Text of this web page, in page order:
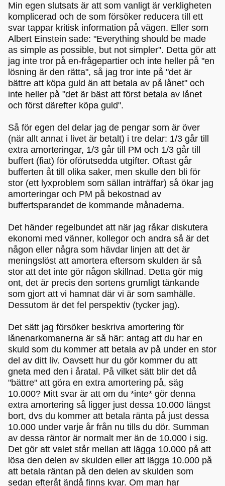
Min egen slutsats är att som vanligt är verkligheten
komplicerad och de som försöker reducera till ett
svar tappar kritisk information på vägen. Eller som
Albert Einstein sade: "Everything should be made
as simple as possible, but not simpler". Detta gör att
jag inte tror på en-frågepartier och inte heller på "en
lösning är den rätta", så jag tror inte på "det är
bättre att köpa guld än att betala av på lånet" och
inte heller på "det är bäst att först betala av lånet
och först därefter köpa guld".
Så för egen del delar jag de pengar som är över
(när allt annat i livet är betalt) i tre delar: 1/3 går till
extra amorteringar, 1/3 går till PM och 1/3 går till
buffert (fiat) för oförutsedda utgifter. Oftast går
bufferten åt till olika saker, men skulle den bli för
stor (ett lyxproblem som sällan inträffar) så ökar jag
amorteringar och PM på bekostnad av
buffertsparandet de kommande månaderna.
Det händer regelbundet att när jag råkar diskutera
ekonomi med vänner, kollegor och andra så är det
någon eller några som hävdar linjen att det är
meningslöst att amortera eftersom skulden är så
stor att det inte gör någon skillnad. Detta gör mig
ont, det är precis den sortens grumligt tänkande
som gjort att vi hamnat där vi är som samhälle.
Dessutom är det fel perspektiv (tycker jag).
Det sätt jag försöker beskriva amortering för
lånenarkomanerna är så här: antag att du har en
skuld som du kommer att betala av på under en stor
del av ditt liv. Oavsett hur du gör kommer du att
gneta med den i åratal. På vilket sätt blir det då
"bättre" att göra en extra amortering på, säg
10.000? Mitt svar är att om du *inte* gör denna
extra amortering så ligger just dessa 10.000 längst
bort, dvs du kommer att betala ränta på just dessa
10.000 under varje år från nu tills du dör. Summan
av dessa räntor är normalt mer än de 10.000 i sig.
Det gör att valet står mellan att lägga 10.000 på att
lösa den delen av skulden eller att lägga 10.000 på
att betala räntan på den delen av skulden som
sedan efteråt ändå finns kvar. Om man har